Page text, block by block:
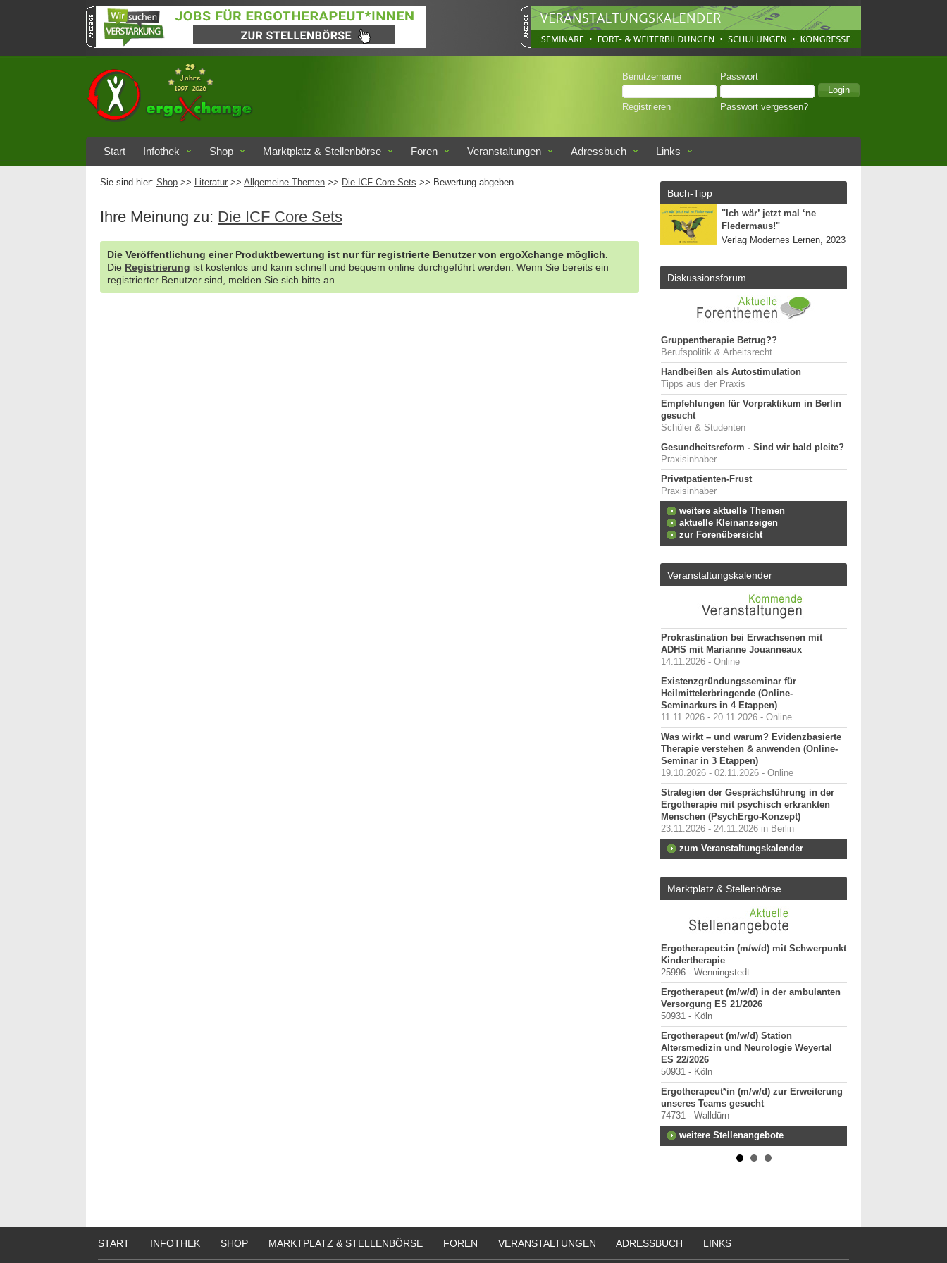
Benutzername Passwort
Registrieren Passwort vergessen?
Start Infothek Shop Marktplatz & Stellenbörse Foren Veranstaltungen Adressbuch Links
Sie sind hier: Shop >> Literatur >> Allgemeine Themen >> Die ICF Core Sets >> Bewertung abgeben
Ihre Meinung zu: Die ICF Core Sets
Die Veröffentlichung einer Produktbewertung ist nur für registrierte Benutzer von ergoXchange möglich.
Die Registrierung ist kostenlos und kann schnell und bequem online durchgeführt werden. Wenn Sie bereits ein
registrierter Benutzer sind, melden Sie sich bitte an.
Buch-Tipp
"Ich wär’ jetzt mal ‘ne
Fledermaus!"
Verlag Modernes Lernen, 2023
Diskussionsforum
Gruppentherapie Betrug??
Berufspolitik & Arbeitsrecht
Handbeißen als Autostimulation
Tipps aus der Praxis
Empfehlungen für Vorpraktikum in Berlin
gesucht
Schüler & Studenten
Gesundheitsreform - Sind wir bald pleite?
Praxisinhaber
Privatpatienten-Frust
Praxisinhaber
weitere aktuelle Themen
aktuelle Kleinanzeigen
zur Forenübersicht
Veranstaltungskalender
Prokrastination bei Erwachsenen mit
ADHS mit Marianne Jouanneaux
14.11.2026 - Online
Existenzgründungsseminar für
Heilmittelerbringende (Online-
Seminarkurs in 4 Etappen)
11.11.2026 - 20.11.2026 - Online
Was wirkt – und warum? Evidenzbasierte
Therapie verstehen & anwenden (Online-
Seminar in 3 Etappen)
19.10.2026 - 02.11.2026 - Online
Strategien der Gesprächsführung in der
Ergotherapie mit psychisch erkrankten
Menschen (PsychErgo-Konzept)
23.11.2026 - 24.11.2026 in Berlin
zum Veranstaltungskalender
Marktplatz & Stellenbörse
Ergotherapeut:in (m/w/d) mit Schwerpunkt
Kindertherapie
25996 - Wenningstedt
Ergotherapeut (m/w/d) in der ambulanten
Versorgung ES 21/2026
50931 - Köln
Ergotherapeut (m/w/d) Station
Altersmedizin und Neurologie Weyertal
ES 22/2026
50931 - Köln
Ergotherapeut*in (m/w/d) zur Erweiterung
unseres Teams gesucht
74731 - Walldürn
weitere Stellenangebote
START INFOTHEK SHOP MARKTPLATZ & STELLENBÖRSE FOREN VERANSTALTUNGEN ADRESSBUCH LINKS